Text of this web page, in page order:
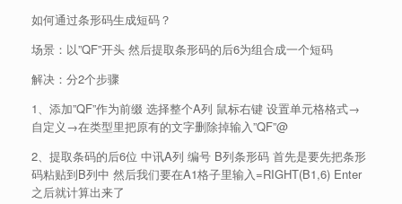
如何通过条形码生成短码？
场景：以”QF”开头 然后提取条形码的后6为组合成一个短码
解决：分2个步骤
1、添加”QF”作为前缀 选择整个A列 鼠标右键 设置单元格格式→
自定义→在类型里把原有的文字删除掉输入”QF”@
2、提取条码的后6位 中讯A列 编号 B列条形码 首先是要先把条形
码粘贴到B列中 然后我们要在A1格子里输入=RIGHT(B1,6) Enter
之后就计算出来了